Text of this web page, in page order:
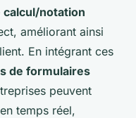
notation
améliorant ainsi
En intégrant ces
de formulaires
peuvent
temps réel,